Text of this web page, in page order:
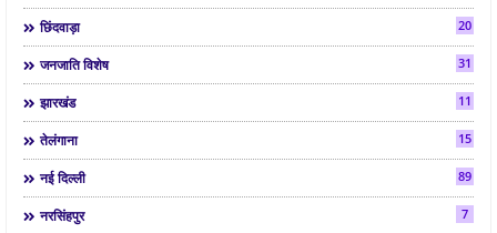
छिंदवाड़ा 20
जनजाति विशेष 31
झारखंड 11
तेलंगाना 15
नई दिल्ली 89
नरसिंहपुर 7